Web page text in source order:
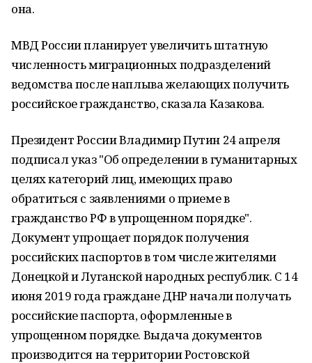
она.
МВД России планирует увеличить штатную
численность миграционных подразделений
ведомства после наплыва желающих получить
российское гражданство, сказала Казакова.
Президент России Владимир Путин 24 апреля
подписал указ "Об определении в гуманитарных
целях категорий лиц, имеющих право
обратиться с заявлениями о приеме в
гражданство РФ в упрощенном порядке".
Документ упрощает порядок получения
российских паспортов в том числе жителями
Донецкой и Луганской народных республик. С 14
июня 2019 года граждане ДНР начали получать
российские паспорта, оформленные в
упрощенном порядке. Выдача документов
производится на территории Ростовской